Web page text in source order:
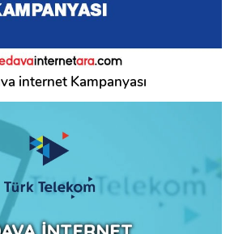
internet Kampanyası